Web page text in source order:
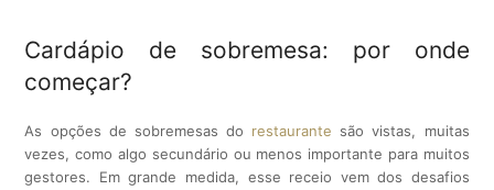
Cardápio de sobremesa: por onde
começar?
As opções de sobremesas do restaurante são vistas, muitas
vezes, como algo secundário ou menos importante para muitos
gestores. Em grande medida, esse receio vem dos desafios